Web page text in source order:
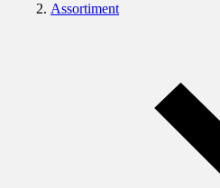
Assortiment